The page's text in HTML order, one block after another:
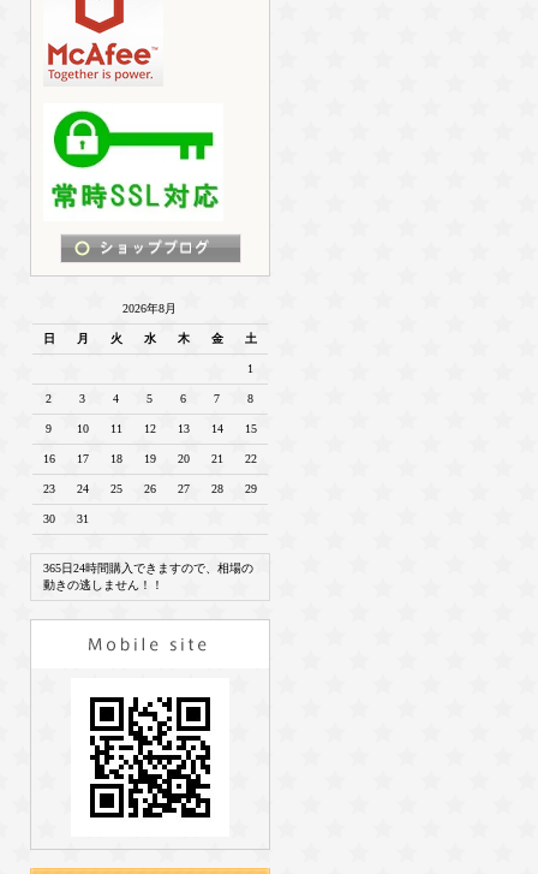
2026年8月
日 月 火 水 木 金 土
1
2 3 4 5 6 7 8
9 10 11 12 13 14 15
16 17 18 19 20 21 22
23 24 25 26 27 28 29
30 31
365日24時間購入できますので、相場の
動きの逃しません！！